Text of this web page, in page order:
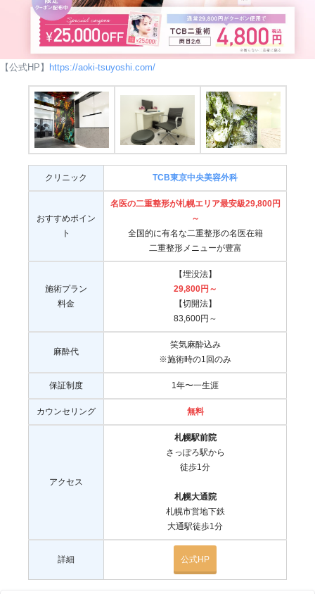
【公式HP】 https://aoki-tsuyoshi.com/
クリニック TCB東京中央美容外科
おすすめポイン
ト
名医の二重整形が札幌エリア最安級29,800円
～
全国的に有名な二重整形の名医在籍
二重整形メニューが豊富
施術プラン
料金
【埋没法】
29,800円～
【切開法】
83,600円～
麻酔代
笑気麻酔込み
※施術時の1回のみ
保証制度 1年〜一生涯
カウンセリング 無料
アクセス
札幌駅前院
さっぽろ駅から
徒歩1分
札幌大通院
札幌市営地下鉄
大通駅徒歩1分
詳細 公式HP